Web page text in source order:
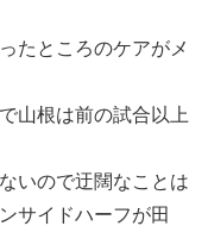
たところのケアがメ
山根は前の試合以上
いので迂闊なことは
サイドハーフが田